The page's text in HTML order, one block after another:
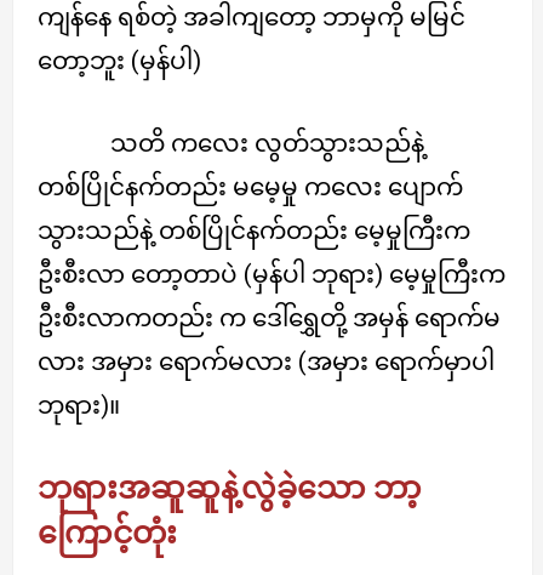
ကျန်နေ ရစ်တဲ့ အခါကျတော့ ဘာမှကို မမြင်
တော့ဘူး (မှန်ပါ)
သတိ ကလေး လွတ်သွားသည်နဲ့
တစ်ပြိုင်နက်တည်း မမေ့မှု ကလေး ပျောက်
သွားသည်နဲ့ တစ်ပြိုင်နက်တည်း မေ့မှုကြီးက
ဦးစီးလာ တော့တာပဲ (မှန်ပါ ဘုရား) မေ့မှုကြီးက
ဦးစီးလာကတည်း က ဒေါ်ရွှေတို့ အမှန် ရောက်မ
လား အမှား ရောက်မလား (အမှား ရောက်မှာပါ
ဘုရား)။
ဘုရားအဆူဆူနဲ့လွဲခဲ့သော ဘာ့
ကြောင့်တုံး